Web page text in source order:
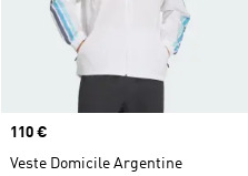
Prix
110 €
Veste Domicile Argentine